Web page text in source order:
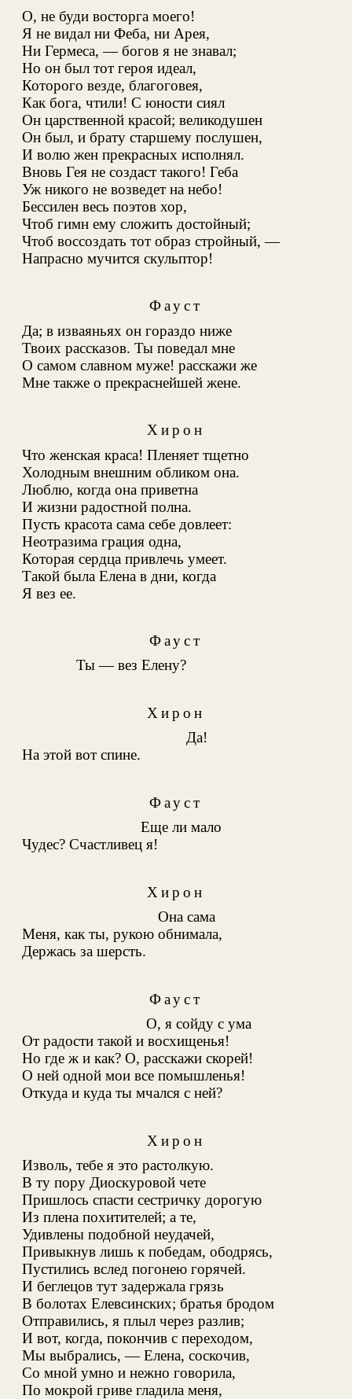
О, не буди восторга моего!
Я не видал ни Феба, ни Арея,
Ни Гермеса, — богов я не знавал;
Но он был тот героя идеал,
Которого везде, благоговея,
Как бога, чтили! С юности сиял
Он царственной красой; великодушен
Он был, и брату старшему послушен,
И волю жен прекрасных исполнял.
Вновь Гея не создаст такого! Геба
Уж никого не возведет на небо!
Бессилен весь поэтов хор,
Чтоб гимн ему сложить достойный;
Чтоб воссоздать тот образ стройный, —
Напрасно мучится скульптор!
Фауст
Да; в изваяньях он гораздо ниже
Твоих рассказов. Ты поведал мне
О самом славном муже! расскажи же
Мне также о прекраснейшей жене.
Хирон
Что женская краса! Пленяет тщетно
Холодным внешним обликом она.
Люблю, когда она приветна
И жизни радостной полна.
Пусть красота сама себе довлеет:
Неотразима грация одна,
Которая сердца привлечь умеет.
Такой была Елена в дни, когда
Я вез ее.
Фауст
Ты — вез Елену?
Хирон
Да!
На этой вот спине.
Фауст
Еще ли мало
Чудес? Счастливец я!
Хирон
Она сама
Меня, как ты, рукою обнимала,
Держась за шерсть.
Фауст
О, я сойду с ума
От радости такой и восхищенья!
Но где ж и как? О, расскажи скорей!
О ней одной мои все помышленья!
Откуда и куда ты мчался с ней?
Хирон
Изволь, тебе я это растолкую.
В ту пору Диоскуровой чете
Пришлось спасти сестричку дорогую
Из плена похитителей; а те,
Удивлены подобной неудачей,
Привыкнув лишь к победам, ободрясь,
Пустились вслед погонею горячей.
И беглецов тут задержала грязь
В болотах Елевсинских; братья бродом
Отправились, я плыл через разлив;
И вот, когда, покончив с переходом,
Мы выбрались, — Елена, соскочив,
Со мной умно и нежно говорила,
По мокрой гриве гладила меня,